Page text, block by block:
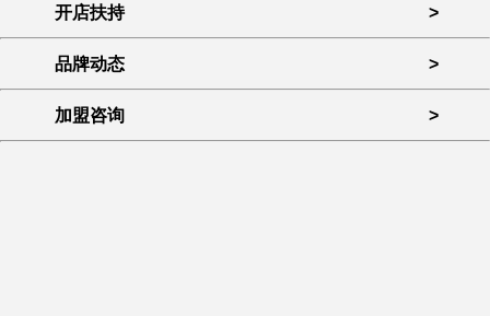
开店扶持 >
品牌动态 >
加盟咨询 >